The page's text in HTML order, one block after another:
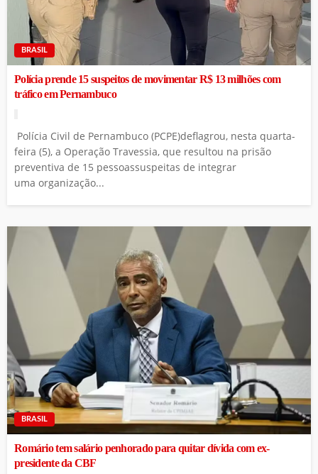
BRASIL
Polícia prende 15 suspeitos de movimentar R$ 13 milhões com
tráfico em Pernambuco
Polícia Civil de Pernambuco (PCPE)deflagrou, nesta quarta-
feira (5), a Operação Travessia, que resultou na prisão
preventiva de 15 pessoassuspeitas de integrar
uma organização...
BRASIL
Romário tem salário penhorado para quitar dívida com ex-
presidente da CBF